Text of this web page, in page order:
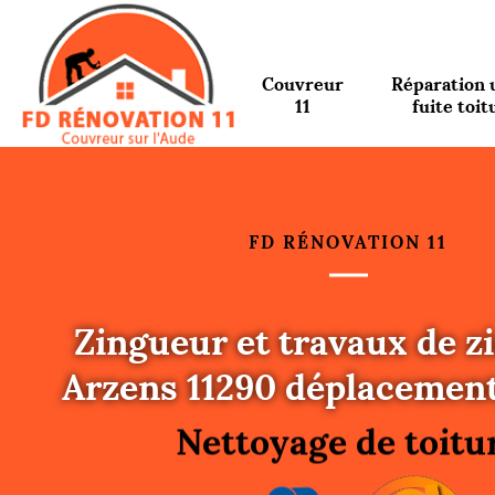
Couvreur
11
Réparation
fuite
FD RÉNOVATION 11
Zingueur et travaux de
Arzens 11290
Urgence fuite
Changement de
Nettoyage de